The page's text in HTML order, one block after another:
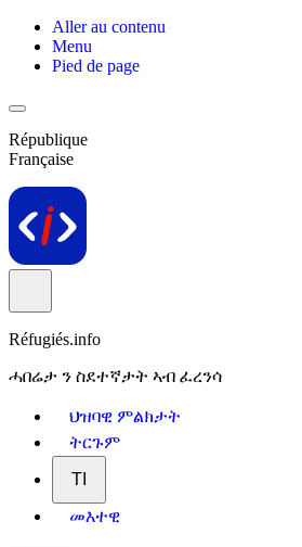
Aller au contenu
Menu
Pied de page
République
Française
Réfugiés.info
ሓበሬታ ን ስደተኛታት ኣብ ፈረንሳ
ህዝባዊ ምልክታት
ትርጉም
TI
መእተዊ